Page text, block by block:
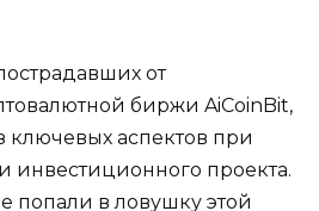
от
биржи AiCoinBit,
аспектов при
инвестиционного проекта.
попали в ловушку этой